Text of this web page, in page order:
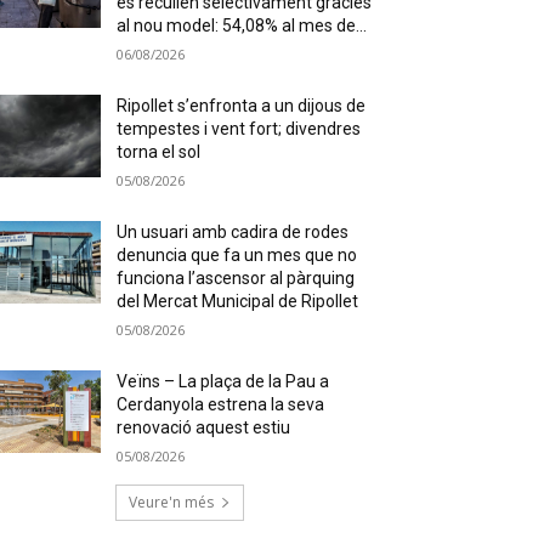
al nou model: 54,08% al mes de...
06/08/2026
Ripollet s’enfronta a un dijous de
tempestes i vent fort; divendres
torna el sol
05/08/2026
Un usuari amb cadira de rodes
denuncia que fa un mes que no
funciona l’ascensor al pàrquing
del Mercat Municipal de Ripollet
05/08/2026
Veïns – La plaça de la Pau a
Cerdanyola estrena la seva
renovació aquest estiu
05/08/2026
Veure'n més